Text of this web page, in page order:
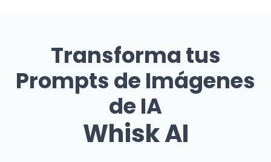
Transforma tus
Prompts de Imágenes
de IA
Whisk AI